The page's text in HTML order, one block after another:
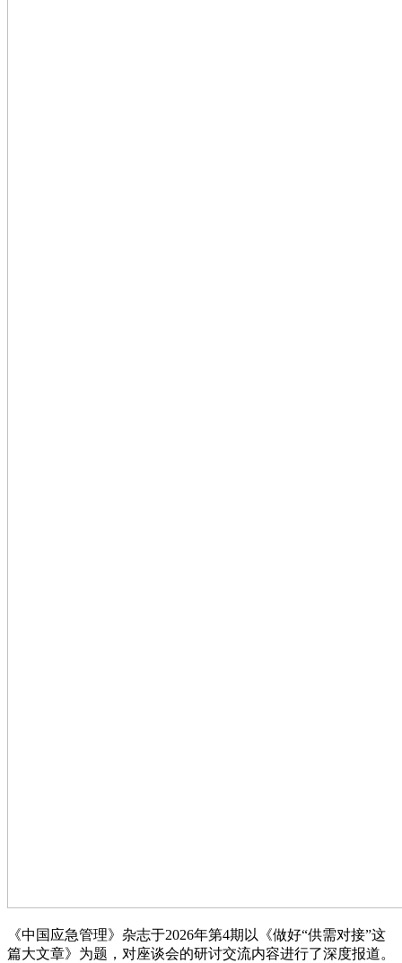
《中国应急管理》杂志于2026年第4期以《做好“供需对接”这
篇大文章》为题，对座谈会的研讨交流内容进行了深度报道。